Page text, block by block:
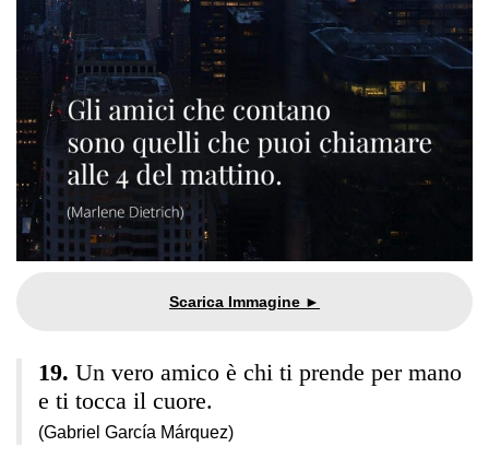
Un vero amico è chi ti prende per mano
e ti tocca il cuore.
(Gabriel García Márquez)